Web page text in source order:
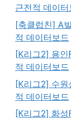
근전적 데이터
[축클럽친] A
적 데이터보드
[K리그2] 용
적 데이터보드
[K리그2] 수
적 데이터보드
[K리그2] 화